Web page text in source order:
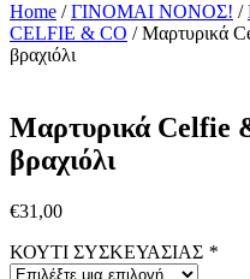
Home /ΓΙΝΟΜΑΙ ΝΟΝΟΣ! /
CELFIE & CO / Μαρτυρικά
βραχιόλι
Μαρτυρικά Celfie
βραχιόλι
€31,00
ΚΟΥΤΙ ΣΥΣΚΕΥΑΣΙΑΣ *